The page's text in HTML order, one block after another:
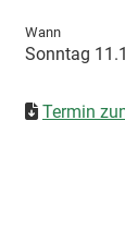
Wann
Sonntag
Termin